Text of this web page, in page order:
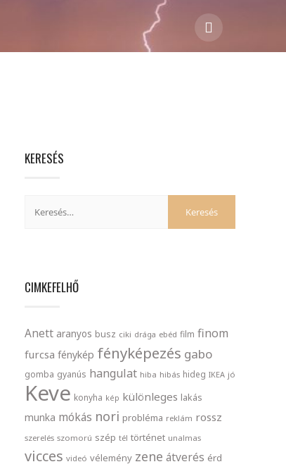
KERESÉS
CIMKEFELHŐ
Anett aranyos busz ciki drága ebéd film finom
furcsa fénykép fényképezés gabo
gomba gyanús hangulat hiba hibás hideg IKEA jó
Keve konyha kép különleges lakás
munka mókás nori probléma reklám rossz
szerelés szomorú szép tél történet unalmas
vicces videó vélemény zene átverés érd